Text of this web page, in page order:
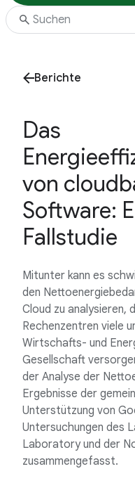
Berichte
Das
von
Software:
Fallstudie
Mitunter kann es
den
Cloud zu analysieren,
Rechenzentren viele
Wirtschafts- und
Gesellschaft
der Analyse der
Ergebnisse der
Unterstützung von
Untersuchungen des
Laboratory und der
zusammengefasst.